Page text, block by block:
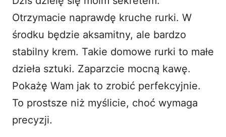
Otrzymacie naprawdę kruche rurki. W
środku będzie aksamitny, ale bardzo
stabilny krem. Takie domowe rurki to małe
dzieła sztuki. Zaparzcie mocną kawę.
Pokażę Wam jak to zrobić perfekcyjnie.
To prostsze niż myślicie, choć wymaga
precyzji.